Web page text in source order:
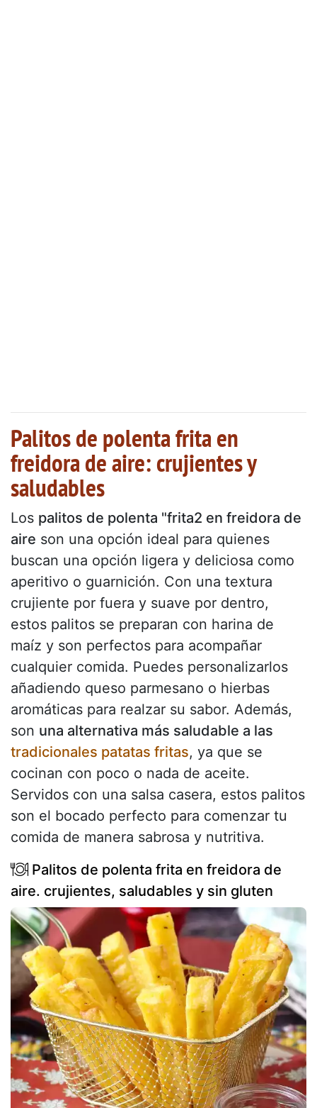
Palitos de polenta frita en
freidora de aire: crujientes y
saludables
Los palitos de polenta "frita2 en freidora de
aire son una opción ideal para quienes
buscan una opción ligera y deliciosa como
aperitivo o guarnición. Con una textura
crujiente por fuera y suave por dentro,
estos palitos se preparan con harina de
maíz y son perfectos para acompañar
cualquier comida. Puedes personalizarlos
añadiendo queso parmesano o hierbas
aromáticas para realzar su sabor. Además,
son una alternativa más saludable a las
tradicionales patatas fritas, ya que se
cocinan con poco o nada de aceite.
Servidos con una salsa casera, estos palitos
son el bocado perfecto para comenzar tu
comida de manera sabrosa y nutritiva.
Palitos de polenta frita en freidora de
aire. crujientes, saludables y sin gluten